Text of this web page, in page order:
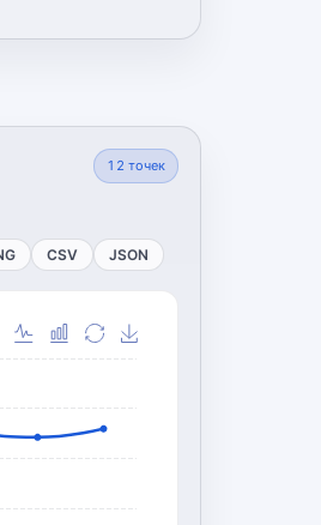
12 точек
CSV JSON